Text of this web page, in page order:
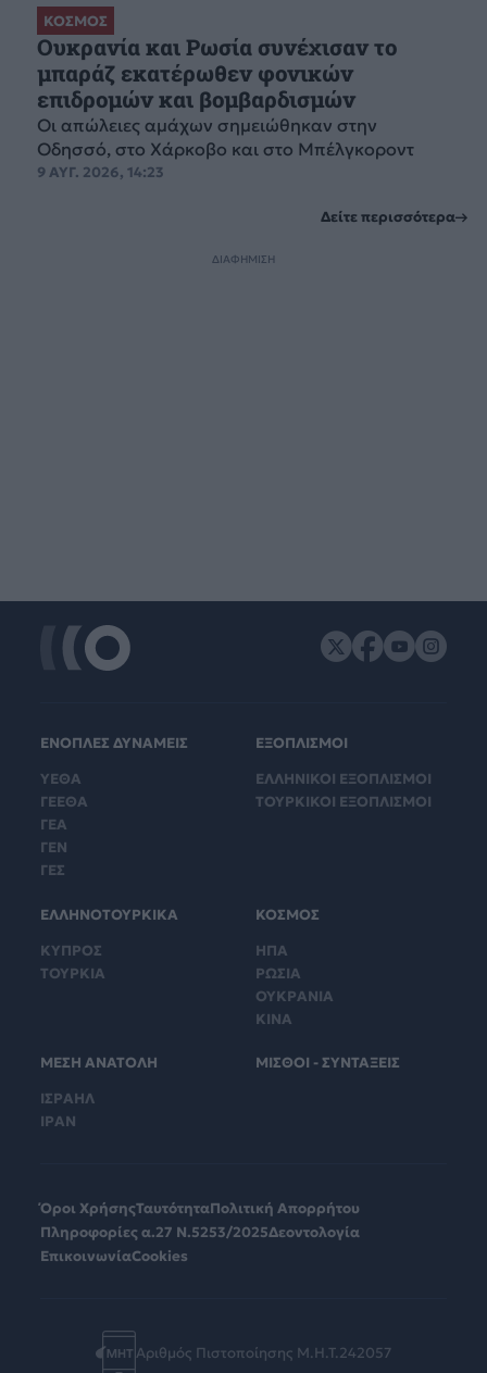
ΚΟΣΜΟΣ
Ουκρανία και Ρωσία συνέχισαν το
μπαράζ εκατέρωθεν φονικών
επιδρομών και βομβαρδισμών
Οι απώλειες αμάχων σημειώθηκαν στην
Οδησσό, στο Χάρκοβο και στο Μπέλγκοροντ
9 ΑΥΓ. 2026, 14:23
Δείτε περισσότερα
ΔΙΑΦΗΜΙΣΗ
ΕΝΟΠΛΕΣ ΔΥΝΑΜΕΙΣ
ΥΕΘΑ
ΓΕΕΘΑ
ΓΕΑ
ΓΕΝ
ΓΕΣ
ΕΞΟΠΛΙΣΜΟΙ
ΕΛΛΗΝΙΚΟΙ ΕΞΟΠΛΙΣΜΟΙ
ΤΟΥΡΚΙΚΟΙ ΕΞΟΠΛΙΣΜΟΙ
ΕΛΛΗΝΟΤΟΥΡΚΙΚΑ
ΚΥΠΡΟΣ
ΤΟΥΡΚΙΑ
ΚΟΣΜΟΣ
ΗΠΑ
ΡΩΣΙΑ
ΟΥΚΡΑΝΙΑ
ΚΙΝΑ
ΜΕΣΗ ΑΝΑΤΟΛΗ
ΙΣΡΑΗΛ
ΙΡΑΝ
ΜΙΣΘΟΙ - ΣΥΝΤΑΞΕΙΣ
Όροι ΧρήσηςΤαυτότηταΠολιτική Απορρήτου
Πληροφορίες α.27 Ν.5253/2025Δεοντολογία
ΕπικοινωνίαCookies
Αριθμός Πιστοποίησης Μ.Η.Τ.242057